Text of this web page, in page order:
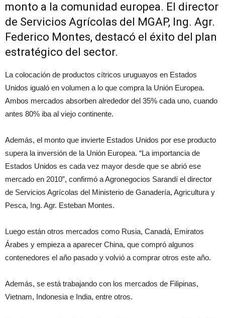
monto a la comunidad europea. El director
de Servicios Agrícolas del MGAP, Ing. Agr.
Federico Montes, destacó el éxito del plan
estratégico del sector.
La colocación de productos cítricos uruguayos en Estados
Unidos igualó en volumen a lo que compra la Unión Europea.
Ambos mercados absorben alrededor del 35% cada uno, cuando
antes 80% iba al viejo continente.
Además, el monto que invierte Estados Unidos por ese producto
supera la inversión de la Unión Europea. “La importancia de
Estados Unidos es cada vez mayor desde que se abrió ese
mercado en 2010”, confirmó a Agronegocios Sarandí el director
de Servicios Agrícolas del Ministerio de Ganadería, Agricultura y
Pesca, Ing. Agr. Esteban Montes.
Luego están otros mercados como Rusia, Canadá, Emiratos
Árabes y empieza a aparecer China, que compró algunos
contenedores el año pasado y volvió a comprar otros este año.
Además, se está trabajando con los mercados de Filipinas,
Vietnam, Indonesia e India, entre otros.